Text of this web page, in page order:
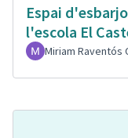
Espai
l'escola El
Miriam Raventós